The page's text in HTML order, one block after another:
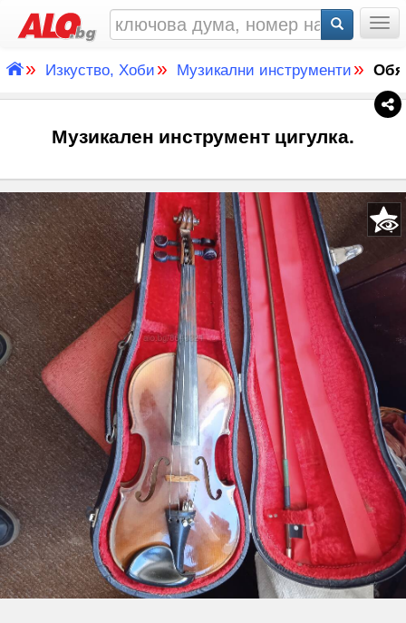
» Изкуство, Хоби » Музикални инструменти »
Музикален инструмент цигулка.